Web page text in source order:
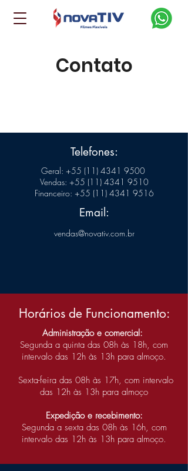
Contato
Telefones:
Geral: +55 (11) 4341 9500
Vendas: +55 (11) 4341 9510
Financeiro: +55 (11) 4341 9516
Email:
vendas@novativ.com.br
Horários de Funcionamento:
Administração e comercial:
Segunda a quinta das 08h às 18h, com
intervalo das 12h às 13h para almoço.
Sexta-feira das 08h às 17h, com intervalo
das 12h às 13h para almoço
Expedição e recebimento:
Segunda a sexta das 08h às 16h, com
intervalo das 12h às 13h para almoço.